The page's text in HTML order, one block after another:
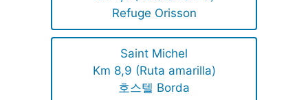
Refuge Orisson
Saint Michel
Km 8,9 (Ruta amarilla)
호스텔 Borda